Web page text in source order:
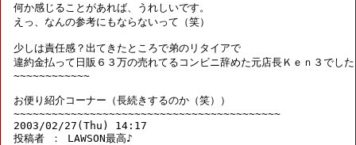
何か感じることがあれば、うれしいです。
えっ、なんの参考にもならないって（笑）
少しは責任感？出てきたところで弟のリタイアで
違約金払って日販６３万の売れてるコンビニ辞めた元店長Ｋｅｎ３でし
~~~~~~~~~~~~
お便り紹介コーナー（長続きするのか（笑））
~~~~~~~~~~~~~~~~~~~~~~~~~~~~~~~~~~~~~~~~~~
2003/02/27(Thu) 14:17
投稿者 ： LAWSON最高♪